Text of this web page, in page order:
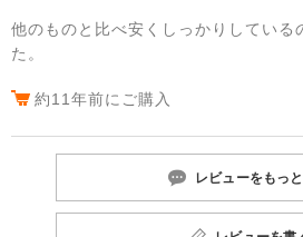
他のものと比べ安くしっかりしている
た。
約11年前にご購入
レビューをもっ